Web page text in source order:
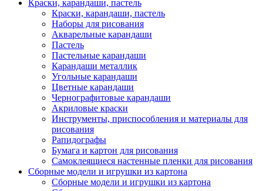
Краски, карандаши, пастель
Краски, карандаши, пастель
Наборы для рисования
Акварельные карандаши
Пастель
Пастельные карандаши
Карандаши металлик
Угольные карандаши
Цветные карандаши
Чернографитовые карандаши
Акриловые краски
Инструменты, приспособления и материалы для
рисования
Рапидографы
Бумага и картон для рисования
Самоклеящиеся настенные пленки для рисования
Сборные модели и игрушки из картона
Сборные модели и игрушки из картона